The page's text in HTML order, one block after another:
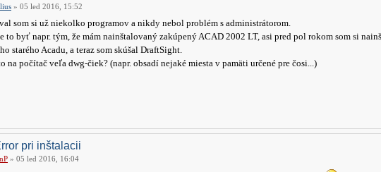
» 05 led 2016, 15:52
som si už niekolko programov a nikdy nebol problém s administrátorom.
to byť napr. tým, že mám nainštalovaný zakúpený ACAD 2002 LT, asi pred pol rokom som si
starého Acadu, a teraz som skúšal DraftSight.
na počítač veľa dwg-čiek? (napr. obsadí nejaké miesta v pamäti určené pre čosi...)
pri inštalacii
» 05 led 2016, 16:04